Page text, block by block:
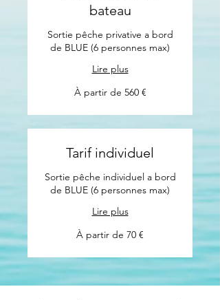
bateau
Sortie pêche privative a bord
de BLUE (6 personnes max)
Lire plus
À partir de 560 €
Tarif individuel
Sortie pêche individuel a bord
de BLUE (6 personnes max)
Lire plus
À partir de 70 €